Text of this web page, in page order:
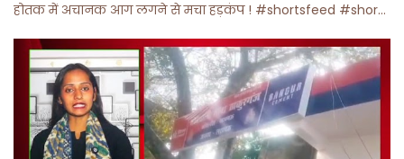
होतक में अचानक आग लगने से मचा हड़कंप ! #shortsfeed #shorts #viralshorts